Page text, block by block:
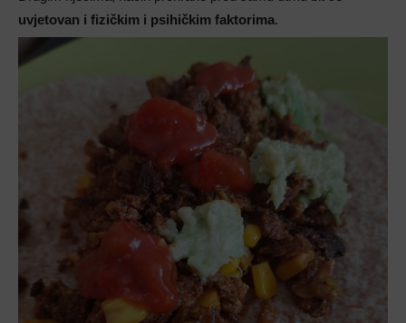
uvjetovan i fizičkim i psihičkim faktorima.